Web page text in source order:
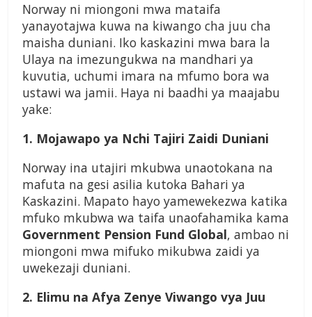
Norway ni miongoni mwa mataifa
yanayotajwa kuwa na kiwango cha juu cha
maisha duniani. Iko kaskazini mwa bara la
Ulaya na imezungukwa na mandhari ya
kuvutia, uchumi imara na mfumo bora wa
ustawi wa jamii. Haya ni baadhi ya maajabu
yake:
1. Mojawapo ya Nchi Tajiri Zaidi Duniani
Norway ina utajiri mkubwa unaotokana na
mafuta na gesi asilia kutoka Bahari ya
Kaskazini. Mapato hayo yamewekezwa katika
mfuko mkubwa wa taifa unaofahamika kama
Government Pension Fund Global, ambao ni
miongoni mwa mifuko mikubwa zaidi ya
uwekezaji duniani.
2. Elimu na Afya Zenye Viwango vya Juu